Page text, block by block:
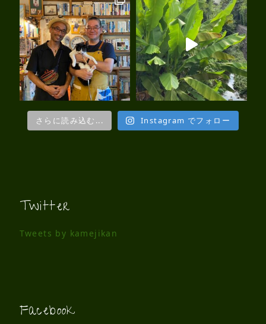
さらに読み込む... Instagram でフォロー
Twitter
Tweets by kamejikan
Facebook